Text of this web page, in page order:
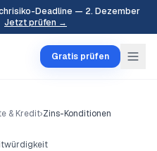
Deadline — 2. Dezember
Jetzt prüfen →
Gratis prüfen
& Kredit›Zins-Konditionen